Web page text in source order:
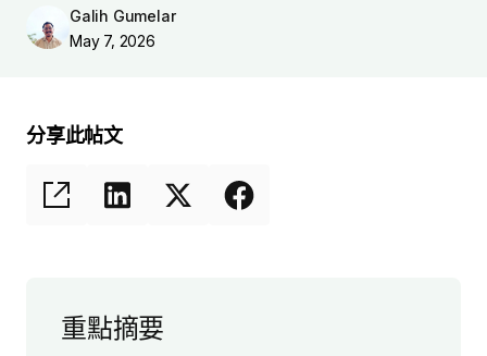
Galih Gumelar
May 7, 2026
分享此帖文
重點摘要